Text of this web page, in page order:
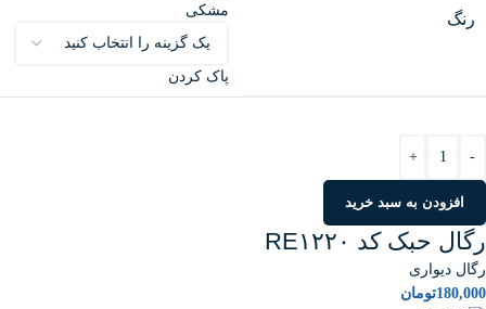
رنگ
مشکی
پاک کردن
-
+
افزودن به سبد خرید
رگال حبک کد RE۱۲۲۰
رگال دیواری
180,000تومان